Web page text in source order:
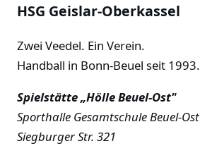
HSG Geislar-Oberkassel
Zwei Veedel. Ein Verein.
Handball in Bonn-Beuel seit 1993.
Spielstätte „Hölle Beuel-Ost"
Sporthalle Gesamtschule Beuel-Ost
Siegburger Str. 321